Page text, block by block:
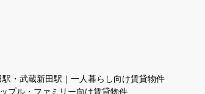
駅・武蔵新田駅｜一人暮らし向け賃貸物件
プル・ファミリー向け賃貸物件